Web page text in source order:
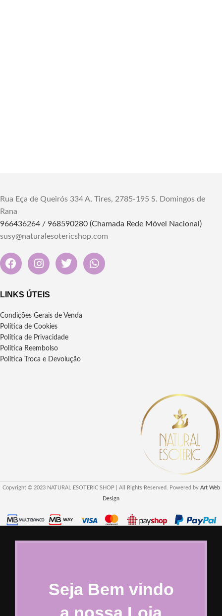
Rua Eça de Queirós 334 A, Tires, 2785-195 S. Domingos de
Rana
966436264 / 968590280 (Chamada Rede Móvel Nacional)
susy@naturalesotericshop.com
LINKS ÚTEIS
Condições Gerais de Venda
Política de Cookies
Política de Privacidade
Politica Reembolso
Politica Troca e Devolução
Copyright © 2023 NATURAL ESOTERIC SHOP | All Rights Reserved. Powered by Art Web
Design
Seja Bem vindo